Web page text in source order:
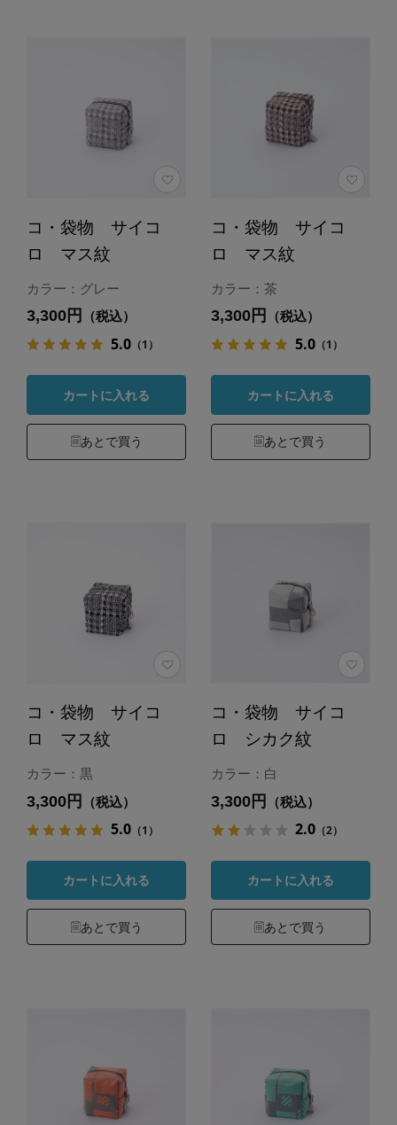
コ・袋物 サイコ
ロ マス紋
カラー：グレー
3,300円 （税込）
5.0（1）
カートに入れる
あとで買う
コ・袋物 サイコ
ロ マス紋
カラー：茶
3,300円 （税込）
5.0（1）
カートに入れる
あとで買う
コ・袋物 サイコ
ロ マス紋
カラー：黒
3,300円 （税込）
5.0（1）
カートに入れる
あとで買う
コ・袋物 サイコ
ロ シカク紋
カラー：白
3,300円 （税込）
2.0（2）
カートに入れる
あとで買う